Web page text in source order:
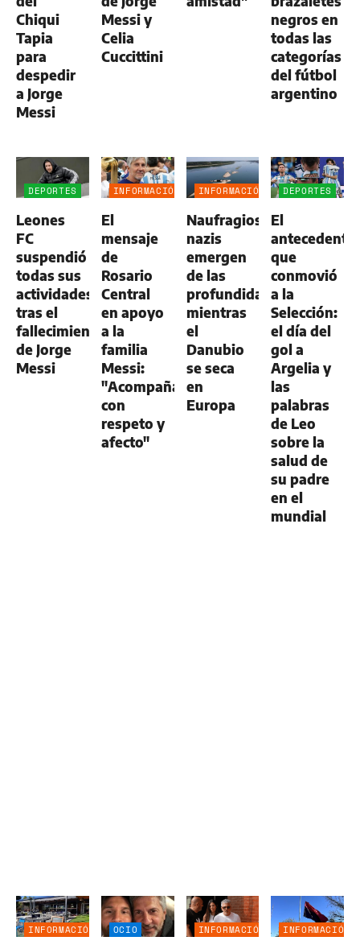
Chiqui
Tapia
para
despedir
a Jorge
Messi
Messi y
Celia
Cuccittini
negros en
todas las
categorías
del fútbol
argentino
DEPORTES
Leones
FC
suspendió
todas sus
actividades
tras el
fallecimiento
de Jorge
Messi
INFORMACIÓN
El
mensaje
de
Rosario
Central
en apoyo
a la
familia
Messi:
"Acompañamos
con
respeto y
afecto"
INFORMACIÓN
Naufragios
nazis
emergen
de las
profundidades
mientras
el
Danubio
se seca
en
Europa
DEPORTES
El
antecedente
que
conmovió
a la
Selección:
el día del
gol a
Argelia y
las
palabras
de Leo
sobre la
salud de
su padre
en el
mundial
INFORMACIÓN
OCIO
INFORMACIÓN
INFORMACIÓN